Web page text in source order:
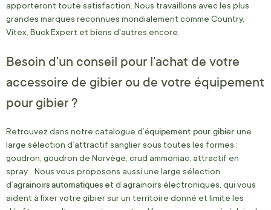
apporteront toute satisfaction. Nous travaillons avec les plus
grandes marques reconnues mondialement comme Country,
Vitex, Buck Expert et biens d'autres encore.
Besoin d'un conseil pour l'achat de votre
accessoire de gibier ou de votre équipement
pour gibier ?
Retrouvez dans notre catalogue d’équipement pour gibier une
large sélection d’attractif sanglier sous toutes les formes :
goudron, goudron de Norvège, crud ammoniac, attractif en
spray… Nous vous proposons aussi une large sélection
d’agrainoirsautomatiques et d’agrainoirs électroniques, qui vous
aident à fixer votre gibier sur un territoire donné et limite les